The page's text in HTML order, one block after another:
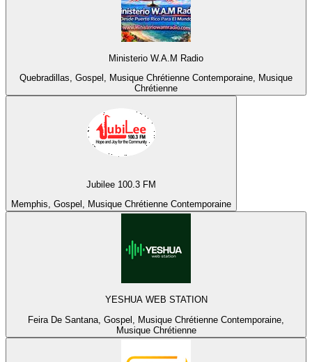
Ministerio W.A.M Radio
Quebradillas, Gospel, Musique Chrétienne Contemporaine, Musique
Chrétienne
Jubilee 100.3 FM
Memphis, Gospel, Musique Chrétienne Contemporaine
YESHUA WEB STATION
Feira De Santana, Gospel, Musique Chrétienne Contemporaine,
Musique Chrétienne